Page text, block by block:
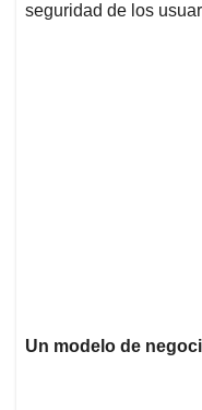
seguridad de los
Un modelo de